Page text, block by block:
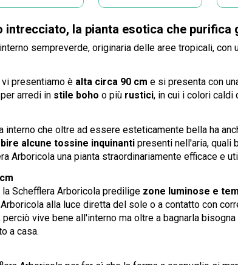
la pianta esotica che purifica
sempreverde, originaria delle aree tropicali, con
presentiamo è alta circa 90 cm e si presenta con
arredi in stile boho o più rustici, in cui i colori caldi
interno che oltre ad essere esteticamente bella ha
alcune tossine inquinanti presenti nell'aria, quali
Arboricola una pianta straordinariamente efficace e
Schefflera Arboricola predilige zone luminose e
alla luce diretta del sole o a contatto con
perciò vive bene all'interno ma oltre a bagnarla
a casa.